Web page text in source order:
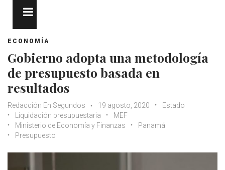
ECONOMÍA
Gobierno adopta una metodología
de presupuesto basada en
resultados
Redacción En Segundos 19 agosto, 2020
Estado
Liquidación presupuestaria
MEF
Ministerio de Economía y Finanzas
Panamá
Presupuesto